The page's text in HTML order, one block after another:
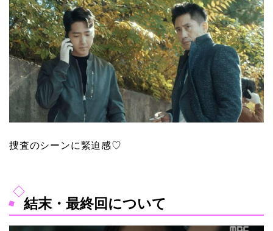
捜査のシーンに緊迫感♡
結末・最終回について